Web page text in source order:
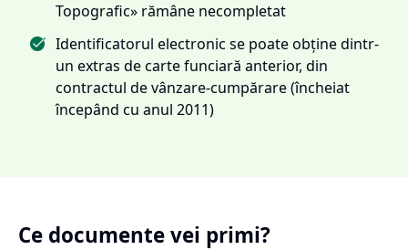
Topografic» rămâne necompletat
Identificatorul electronic se poate obține dintr-
un extras de carte funciară anterior, din
contractul de vânzare-cumpărare (încheiat
începând cu anul 2011)
Ce documente vei primi?